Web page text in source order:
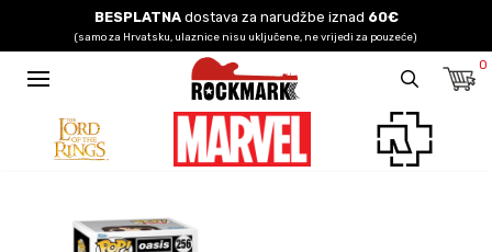
BESPLATNAdostava za narudžbe iznad 60€
(samo za Hrvatsku, ulaznice nisu uključene, ne vrijedi za pouzeće)
0